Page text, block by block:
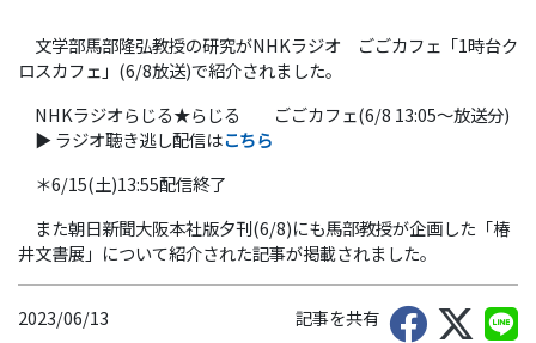
文学部馬部隆弘教授の研究がNHKラジオ ごごカフェ「1時台ク
ロスカフェ」(6/8放送)で紹介されました。
NHKラジオらじる★らじる ごごカフェ(6/8 13:05～放送分)
▶ ラジオ聴き逃し配信はこちら
＊6/15(土)13:55配信終了
また朝日新聞大阪本社版夕刊(6/8)にも馬部教授が企画した「椿
井文書展」について紹介された記事が掲載されました。
2023/06/13 記事を共有